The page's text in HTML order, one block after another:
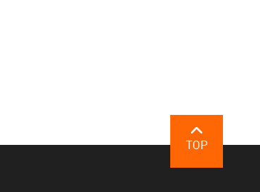
TOP